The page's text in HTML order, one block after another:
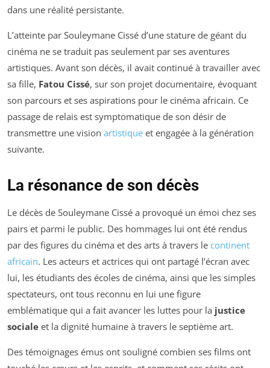
dans une réalité persistante.
L’atteinte par Souleymane Cissé d’une stature de géant du
cinéma ne se traduit pas seulement par ses aventures
artistiques. Avant son décès, il avait continué à travailler avec
sa fille, Fatou Cissé, sur son projet documentaire, évoquant
son parcours et ses aspirations pour le cinéma africain. Ce
passage de relais est symptomatique de son désir de
transmettre une vision artistique et engagée à la génération
suivante.
La résonance de son décès
Le décès de Souleymane Cissé a provoqué un émoi chez ses
pairs et parmi le public. Des hommages lui ont été rendus
par des figures du cinéma et des arts à travers le continent
africain. Les acteurs et actrices qui ont partagé l’écran avec
lui, les étudiants des écoles de cinéma, ainsi que les simples
spectateurs, ont tous reconnu en lui une figure
emblématique qui a fait avancer les luttes pour la justice
sociale et la dignité humaine à travers le septième art.
Des témoignages émus ont souligné combien ses films ont